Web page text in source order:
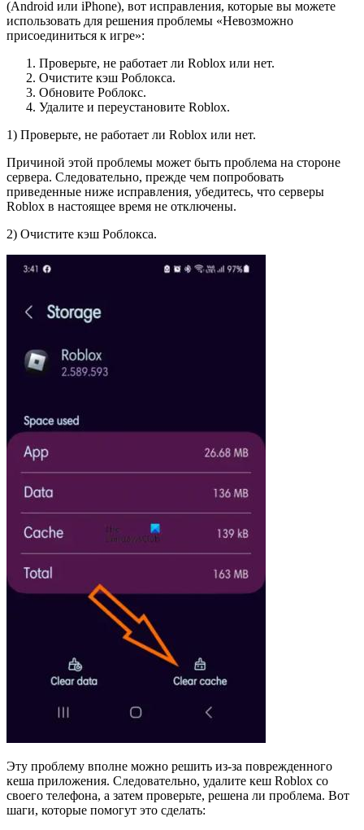
(Android или iPhone), вот исправления, которые вы можете
использовать для решения проблемы «Невозможно
присоединиться к игре»:
Проверьте, не работает ли Roblox или нет.
Очистите кэш Роблокса.
Обновите Роблокс.
Удалите и переустановите Roblox.
1) Проверьте, не работает ли Roblox или нет.
Причиной этой проблемы может быть проблема на стороне
сервера. Следовательно, прежде чем попробовать
приведенные ниже исправления, убедитесь, что серверы
Roblox в настоящее время не отключены.
2) Очистите кэш Роблокса.
Эту проблему вполне можно решить из-за поврежденного
кеша приложения. Следовательно, удалите кеш Roblox со
своего телефона, а затем проверьте, решена ли проблема. Вот
шаги, которые помогут это сделать: